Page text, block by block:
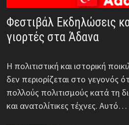
Φεστιβάλ Εκδηλώσεις
γιορτές στα Άδανα
Η πολιτιστική και ιστορική
δεν περιορίζεται στο γεγονός
πολλούς πολιτισμούς κατά τη
και ανατολίτικες τέχνες. Αυτό…